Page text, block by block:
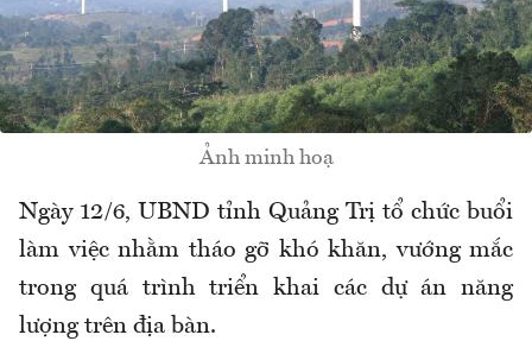
Ảnh minh hoạ
Ngày 12/6, UBND tỉnh Quảng Trị tổ chức buổi
làm việc nhằm tháo gỡ khó khăn, vướng mắc
trong quá trình triển khai các dự án năng
lượng trên địa bàn.